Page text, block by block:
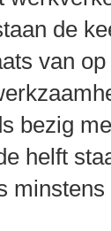
de
van
bezig
helft